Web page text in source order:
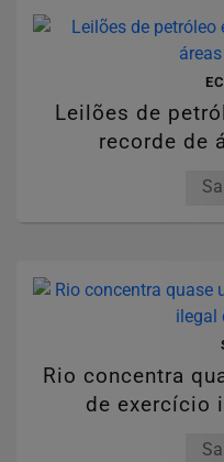
Leilões de
recorde de
Rio concentra
de exercício